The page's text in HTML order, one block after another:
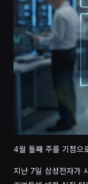
4월 둘째 주를 기점으
지난 7일 삼성전자가